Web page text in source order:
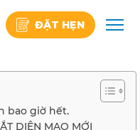
ĐẶT HẸN
bao giờ hết.
DIỆN MẠO MỚI